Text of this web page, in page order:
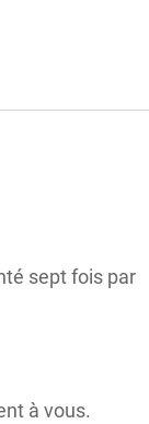
sept fois par
à vous.